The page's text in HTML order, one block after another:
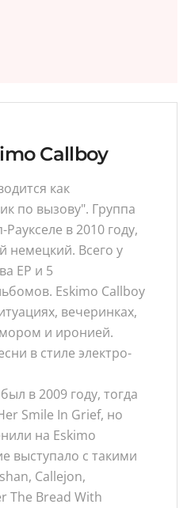
Callboy
как
по вызову". Группа
в 2010 году,
немецкий. Всего у
ЕР и 5
Eskimo Callboy
вечеринках,
и иронией.
в стиле электро-
в 2009 году, тогда
Smile In Grief, но
на Eskimo
выступало с такими
Callejon,
The Bread With